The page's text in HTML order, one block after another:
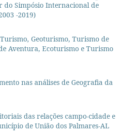
do Simpósio Internacional de
-2019)
Geoturismo, Turismo de
Aventura, Ecoturismo e Turismo
nas análises de Geografia da
das relações campo-cidade e
de União dos Palmares-AL